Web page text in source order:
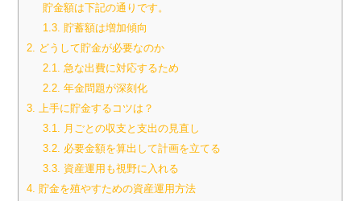
貯金額は下記の通りです。
1.3. 貯蓄額は増加傾向
2.
どうして貯金が必要なのか
2.1.
急な出費に対応するため
2.2. 年金問題が深刻化
3.
上手に貯金するコツは？
3.1.
月ごとの収支と支出の見直し
3.2. 必要金額を算出して計画を立てる
3.3. 資産運用も視野に入れる
4. 貯金を殖やすための資産運用方法